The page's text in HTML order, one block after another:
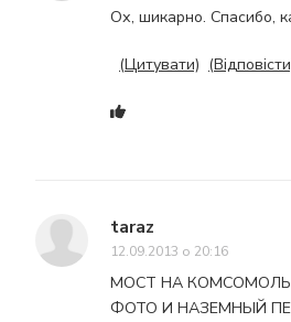
Ох, шикарно. Спасибо,
(Цитувати)
taraz
12.09.2013 о 20:16
МОСТ НА
ФОТО И НАЗЕМНЫЙ